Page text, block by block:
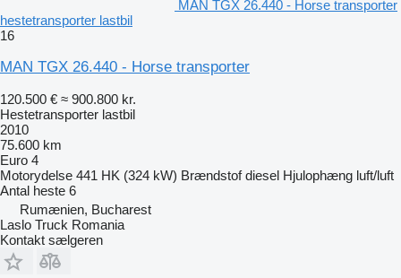
MAN TGX 26.440 - Horse transporter
hestetransporter lastbil
16
MAN TGX 26.440 - Horse transporter
120.500 € ≈ 900.800 kr.
Hestetransporter lastbil
2010
75.600 km
Euro 4
Motorydelse 441 HK (324 kW) Brændstof diesel Hjulophæng luft/luft
Antal heste 6
Rumænien, Bucharest
Laslo Truck Romania
Kontakt sælgeren